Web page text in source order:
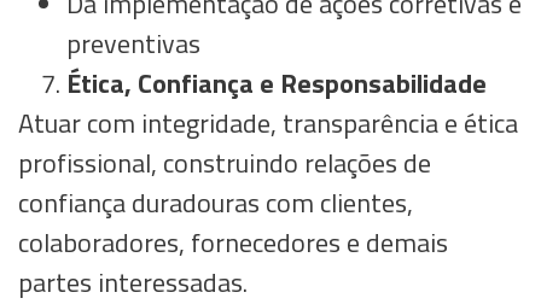
preventivas
Ética, Confiança e Responsabilidade
Atuar com integridade, transparência e ética
profissional, construindo relações de
confiança duradouras com clientes,
colaboradores, fornecedores e demais
partes interessadas.